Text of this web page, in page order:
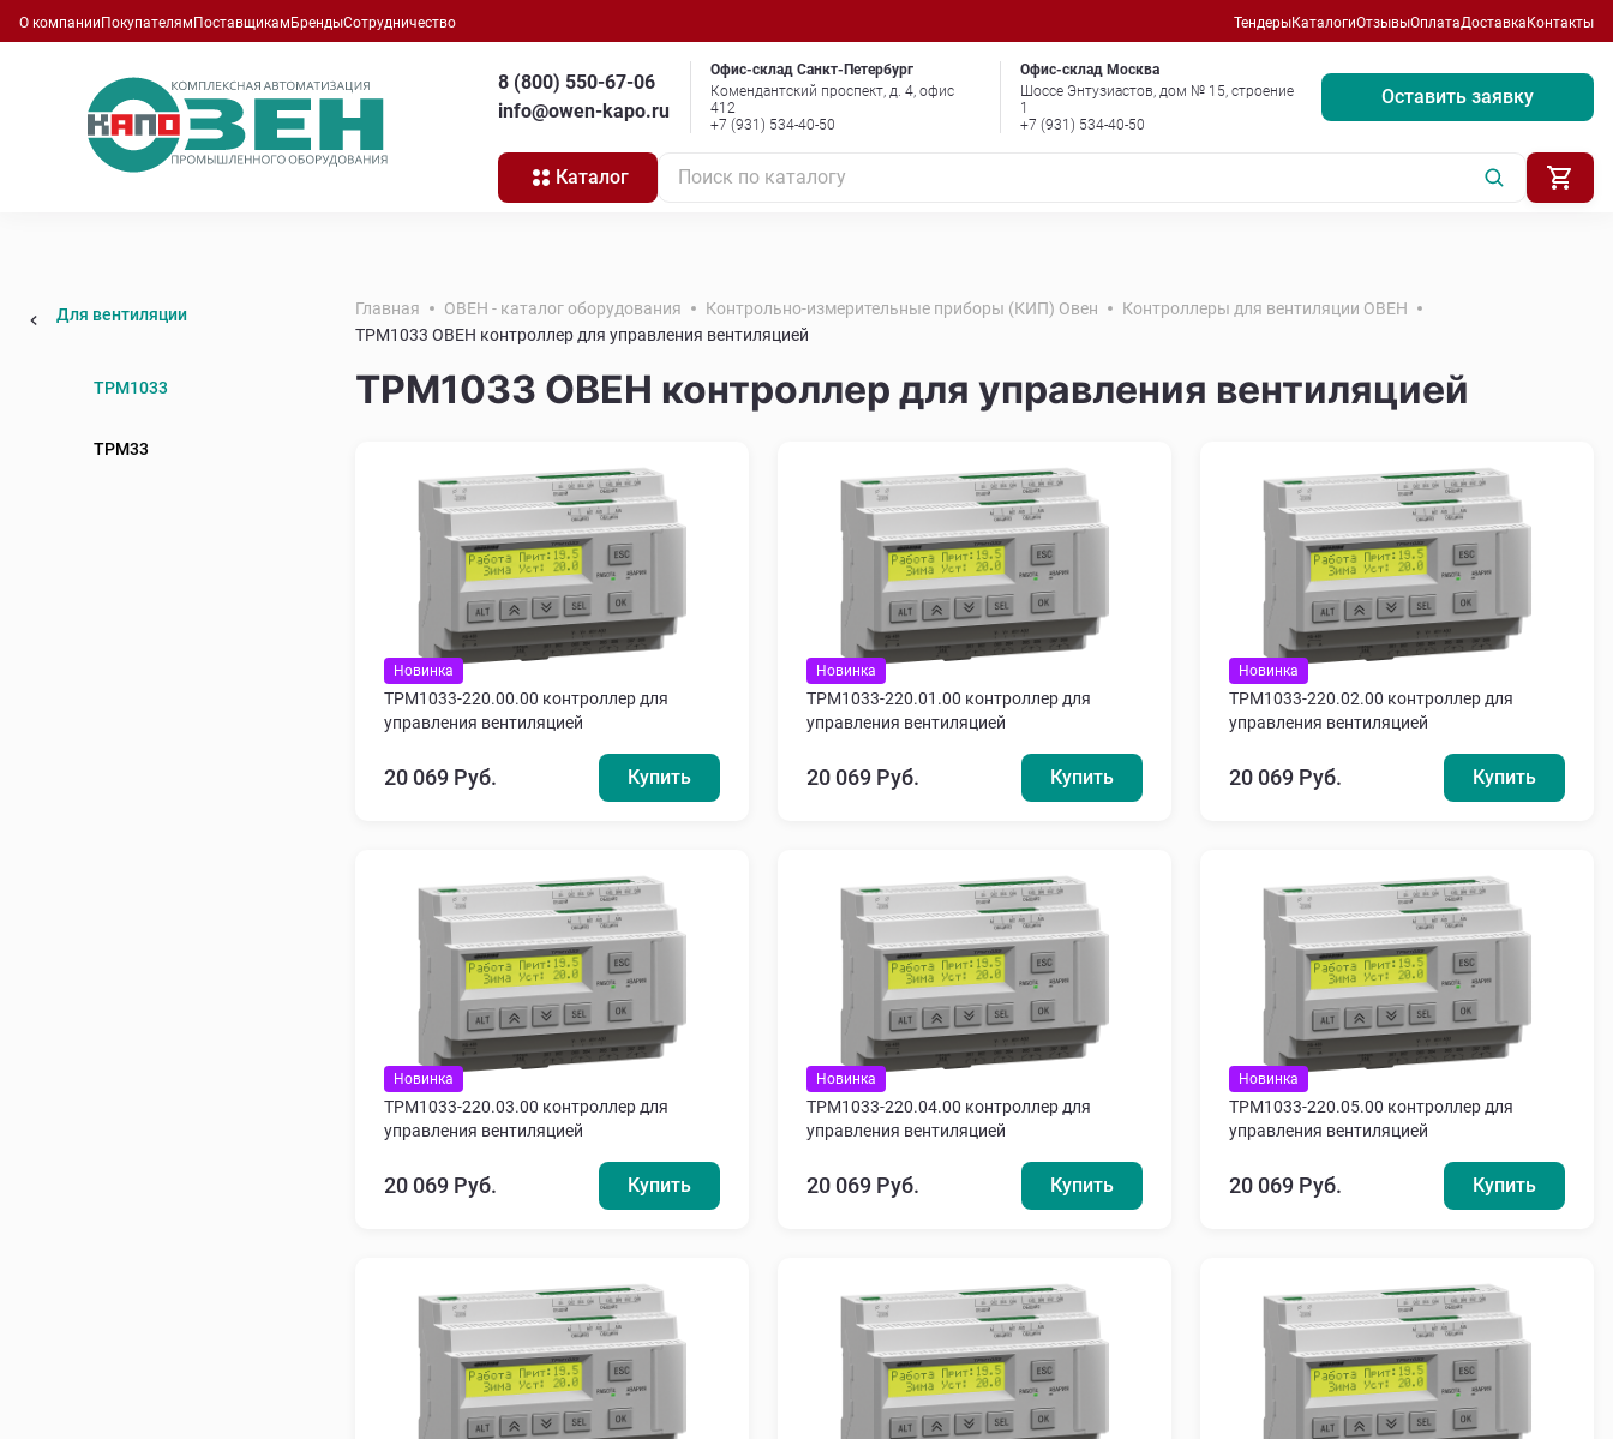
О компании Покупателям Поставщикам БрендыСотрудничество ТендерыКаталогиОтзывыОплатаДоставка Контакты
8 (800) 550-67-06
info@owen-kapo.ru
Офис-склад Санкт-Петербург
Комендантский проспект, д. 4, офис
412
+7 (931) 534-40-50
Офис-склад Москва
Шоссе Энтузиастов, дом № 15, строение
1
+7 (931) 534-40-50
Оставить заявку
Каталог Поиск по каталогу
Для вентиляции
ТРМ1033
ТРМ33
Главная ОВЕН - каталог оборудования Контрольно-измерительные приборы (КИП) Овен
Контроллеры для вентиляции ОВЕН
ТРМ1033 ОВЕН контроллер для управления вентиляцией
ТРМ1033 ОВЕН контроллер для управления вентиляцией
Новинка
ТРМ1033-220.00.00 контроллер для
управления вентиляцией
20 069 Руб. Купить
Новинка
ТРМ1033-220.01.00 контроллер для
управления вентиляцией
20 069 Руб. Купить
Новинка
ТРМ1033-220.02.00 контроллер для
управления вентиляцией
20 069 Руб. Купить
Новинка
ТРМ1033-220.03.00 контроллер для
управления вентиляцией
20 069 Руб. Купить
Новинка
ТРМ1033-220.04.00 контроллер для
управления вентиляцией
20 069 Руб. Купить
Новинка
ТРМ1033-220.05.00 контроллер для
управления вентиляцией
20 069 Руб. Купить